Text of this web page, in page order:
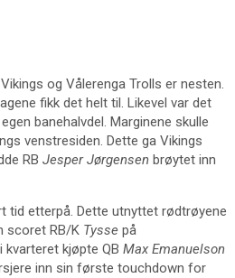
og Vålerenga Trolls er nesten.
fikk det helt til. Likevel var det
banehalvdel. Marginene skulle
venstresiden. Dette ga Vikings
RB Jesper Jørgensen brøytet inn
tid etterpå. Dette utnyttet rødtrøyene
scoret RB/K Tysse på
kjøpte QB Max Emanuelson
inn sin første touchdown for